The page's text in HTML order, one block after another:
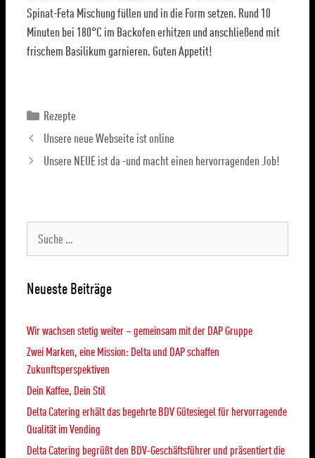
Spinat-Feta Mischung füllen und in die Form setzen. Rund 10
Minuten bei 180°C im Backofen erhitzen und anschließend mit
frischem Basilikum garnieren. Guten Appetit!
Rezepte
Unsere neue Webseite ist online
Unsere NEUE ist da -und macht einen hervorragenden Job!
Neueste Beiträge
Wir wachsen stetig weiter – gemeinsam mit der DAP Gruppe
Zwei Marken, eine Mission: Delta und DAP schaffen
Zukunftsperspektiven
Dein Kaffee, Dein Stil
Delta Catering erhält das begehrte BDV Gütesiegel für hervorragende
Qualität im Vending
Delta Catering begrüßt den BDV-Geschäftsführer und präsentiert die